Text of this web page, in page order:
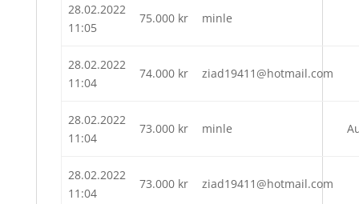
28.02.2022
11:05
75.000 kr minle
28.02.2022
11:04
74.000 kr ziad19411@hotmail.com
28.02.2022
11:04
73.000 kr minle
28.02.2022
11:04
73.000 kr ziad19411@hotmail.com